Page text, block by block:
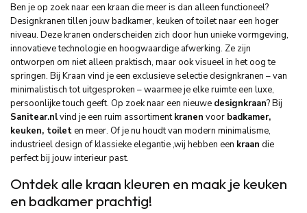
Ben je op zoek naar een kraan die meer is dan alleen functioneel?
Designkranen tillen jouw badkamer, keuken of toilet naar een hoger
niveau. Deze kranen onderscheiden zich door hun unieke vormgeving,
innovatieve technologie en hoogwaardige afwerking. Ze zijn
ontworpen om niet alleen praktisch, maar ook visueel in het oog te
springen. Bij Kraan vind je een exclusieve selectie designkranen – van
minimalistisch tot uitgesproken – waarmee je elke ruimte een luxe,
persoonlijke touch geeft. Op zoek naar een nieuwe designkraan? Bij
Sanitear.nlvind je een ruim assortimentkranen voor badkamer,
keuken, toileten meer. Of je nu houdt van modern minimalisme,
industrieel design of klassieke elegantie ,wij hebben een kraan die
perfect bij jouw interieur past.
Ontdek alle kraan kleuren en maak je keuken
en badkamer prachtig!